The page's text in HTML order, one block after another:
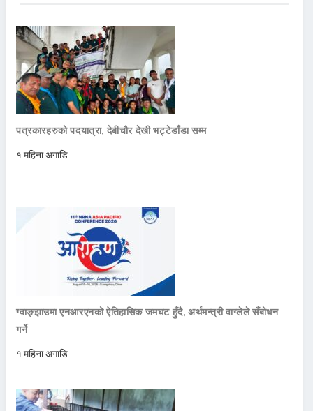
पत्रकारहरुको पदयात्रा, देबीचौर देखी भट्टेडाँडा सम्म
१ महिना अगाडि
ग्वाङ्झाउमा एनआरएनको ऐतिहासिक जमघट हुँदै, अर्थमन्त्री वाग्लेले सँबोधन
गर्ने
१ महिना अगाडि